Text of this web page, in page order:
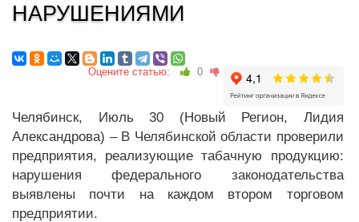
НАРУШЕНИЯМИ
Оцените статью: 0
Челябинск, Июль 30 (Новый Регион, Лидия
Александрова) – В Челябинской области проверили
предприятия, реализующие табачную продукцию:
нарушения федерального законодательства
выявлены почти на каждом втором торговом
предприятии.